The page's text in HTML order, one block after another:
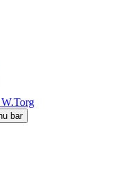
W.Torg
bar